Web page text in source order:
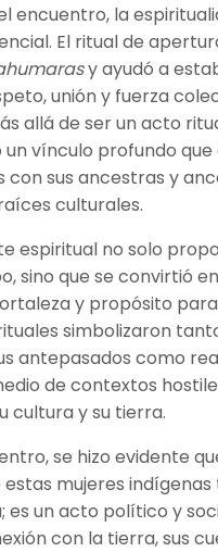
encuentro, la
El ritual de
y ayudó a
unión y fuerza
allá de ser un acto
vínculo profundo
sus ancestras y
culturales.
espiritual no solo
sino que se convirtió
y propósito para
simbolizaron
antepasados como
de contextos
cultura y su tierra.
se hizo evidente
mujeres
es un acto político y
con la tierra, sus